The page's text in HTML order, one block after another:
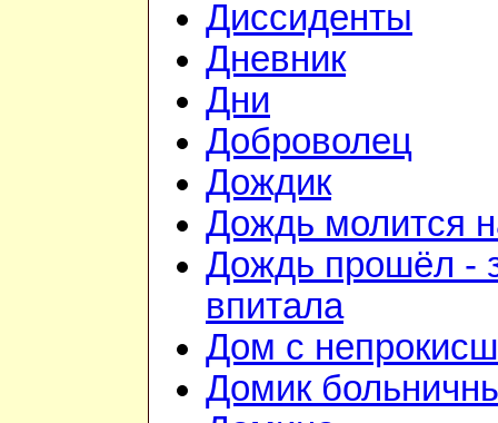
Диссиденты
Дневник
Дни
Доброволец
Дождик
Дождь молится
Дождь прошёл -
впитала
Дом с
Домик